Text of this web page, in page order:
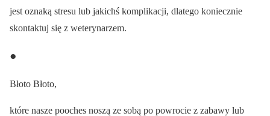
jest oznaką stresu lub jakichś komplikacji, dlatego koniecznie
skontaktuj się z weterynarzem.
●
Błoto Błoto,
które nasze pooches noszą ze sobą po powrocie z zabawy lub